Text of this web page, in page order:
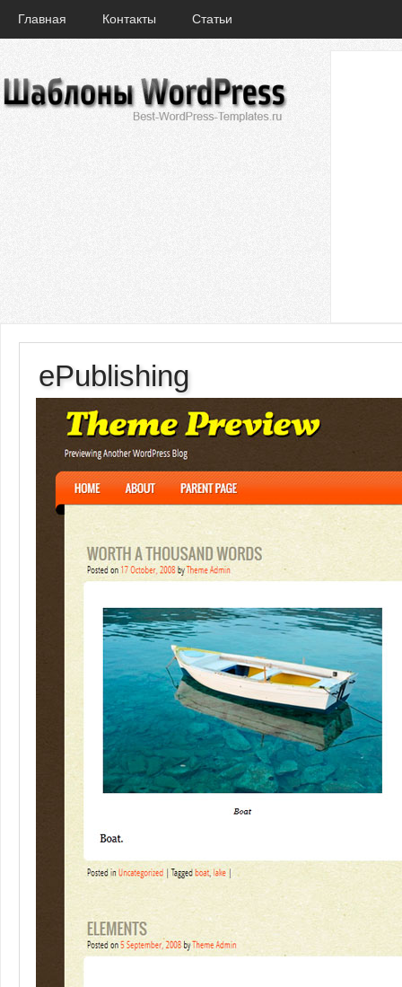
Главная Контакты Статьи
ePublishing